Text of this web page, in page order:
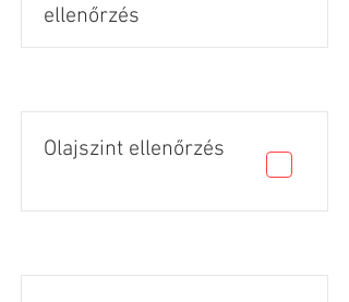
ellenőrzés
Olajszint ellenőrzés